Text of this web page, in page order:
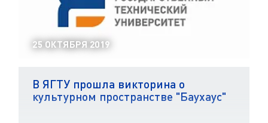
25 ОКТЯБРЯ 2019
В ЯГТУ прошла викторина о
культурном пространстве "Баухаус"